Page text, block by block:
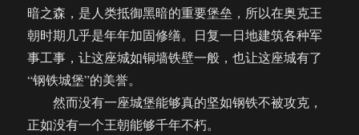
暗之森，是人类抵御黑暗的重要堡垒，所以在奥克王
朝时期几乎是年年加固修缮。日复一日地建筑各种军
事工事，让这座城如铜墙铁壁一般，也让这座城有了
“钢铁城堡”的美誉。
然而没有一座城堡能够真的坚如钢铁不被攻克，
正如没有一个王朝能够千年不朽。